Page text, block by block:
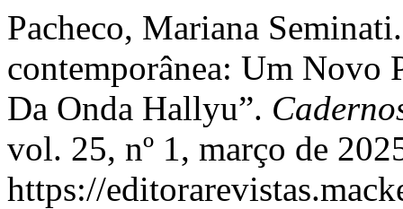
Pacheco, Mariana
contemporânea: Um
Da Onda Hallyu”.
vol. 25, nº 1, março de
https://